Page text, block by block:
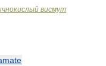
висмут